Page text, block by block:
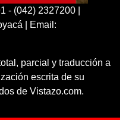
- (042) 2327200 |
| Email:
parcial y traducción a
escrita de su
de Vistazo.com.